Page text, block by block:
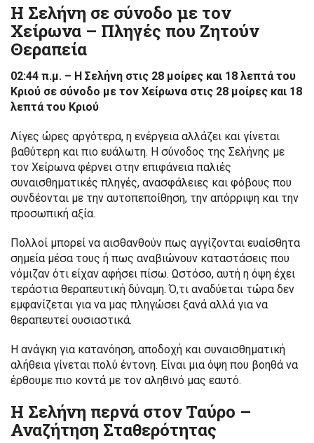
Η Σελήνη σε σύνοδο με τον
Χείρωνα – Πληγές που Ζητούν
Θεραπεία
02:44 π.μ. – Η Σελήνη στις 28 μοίρες και 18 λεπτά του
Κριού σε σύνοδο με τον Χείρωνα στις 28 μοίρες και 18
λεπτά του Κριού
Λίγες ώρες αργότερα, η ενέργεια αλλάζει και γίνεται
βαθύτερη και πιο ευάλωτη. Η σύνοδος της Σελήνης με
τον Χείρωνα φέρνει στην επιφάνεια παλιές
συναισθηματικές πληγές, ανασφάλειες και φόβους που
συνδέονται με την αυτοπεποίθηση, την απόρριψη και την
προσωπική αξία.
Πολλοί μπορεί να αισθανθούν πως αγγίζονται ευαίσθητα
σημεία μέσα τους ή πως αναβιώνουν καταστάσεις που
νόμιζαν ότι είχαν αφήσει πίσω. Ωστόσο, αυτή η όψη έχει
τεράστια θεραπευτική δύναμη. Ό,τι αναδύεται τώρα δεν
εμφανίζεται για να μας πληγώσει ξανά αλλά για να
θεραπευτεί ουσιαστικά.
Η ανάγκη για κατανόηση, αποδοχή και συναισθηματική
αλήθεια γίνεται πολύ έντονη. Είναι μια όψη που βοηθά να
έρθουμε πιο κοντά με τον αληθινό μας εαυτό.
Η Σελήνη περνά στον Ταύρο –
Αναζήτηση Σταθερότητας